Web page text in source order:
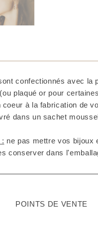
confectionnés avec
plaqué or pour
à la fabrication de
dans un sachet
: ne pas mettre vos bijoux
conserver dans
POINTS DE VENTE